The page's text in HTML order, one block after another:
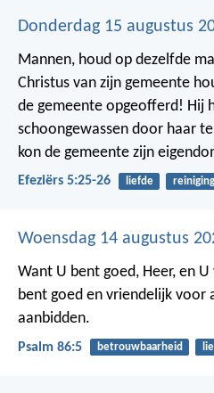
Donderdag 15 augustus
Mannen, houd op dezelfde
Christus van zijn gemeente
de gemeente opgeofferd! Hij
schoongewassen door haar
kon de gemeente zijn
Efeziërs 5:25-26 liefde reiniging
Woensdag 14 augustus
Want U bent goed, Heer, en
bent goed en vriendelijk voor
aanbidden.
Psalm 86:5 betrouwbaarheid